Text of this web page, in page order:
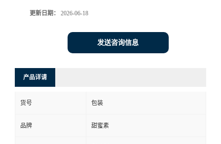
更新日期： 2026-06-18
发送咨询信息
产品详请
货号 包装
品牌 甜蜜素